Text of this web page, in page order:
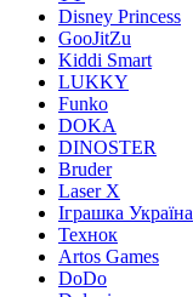
Disney Princess
GooJitZu
Kiddi Smart
LUKKY
Funko
DOKA
DINOSTER
Bruder
Laser X
Іграшка Україна
Технок
Artos Games
DoDo